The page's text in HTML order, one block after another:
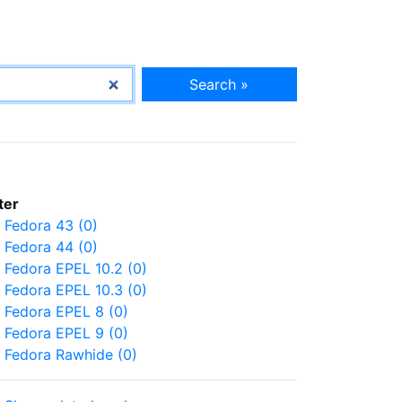
Search »
Fedora 43 (0)
Fedora 44 (0)
Fedora EPEL 10.2 (0)
Fedora EPEL 10.3 (0)
Fedora EPEL 8 (0)
Fedora EPEL 9 (0)
Fedora Rawhide (0)